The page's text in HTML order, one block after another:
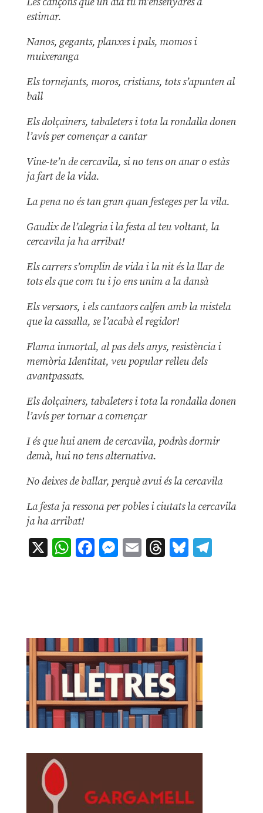
estimar.
Nanos, gegants, planxes i pals, momos i
muixeranga
Els tornejants, moros, cristians, tots s’apunten al
ball
Els dolçainers, tabaleters i tota la rondalla donen
l’avís per començar a cantar
Vine-te’n de cercavila, si no tens on anar o estàs
ja fart de la vida.
La pena no és tan gran quan festeges per la vila.
Gaudix de l’alegria i la festa al teu voltant, la
cercavila ja ha arribat!
Els carrers s’omplin de vida i la nit és la llar de
tots els que com tu i jo ens unim a la dansà
Els versaors, i els cantaors calfen amb la mistela
que la cassalla, se l’acabà el regidor!
Flama inmortal, al pas dels anys, resistència i
memòria Identitat, veu popular relleu dels
avantpassats.
Els dolçainers, tabaleters i tota la rondalla donen
l’avís per tornar a començar
I és que hui anem de cercavila, podràs dormir
demà, hui no tens alternativa.
No deixes de ballar, perquè avui és la cercavila
La festa ja ressona per pobles i ciutats la cercavila
ja ha arribat!
X WhatsApp
Facebook
Messenger
EmailThreads
Bluesky